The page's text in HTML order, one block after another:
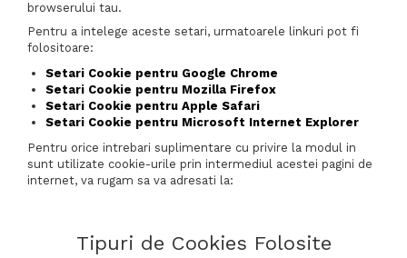
browserului tau.
Pentru a intelege aceste setari, urmatoarele linkuri pot fi
folositoare:
Setari Cookie pentru Google Chrome
Setari Cookie pentru Mozilla Firefox
Setari Cookie pentru Apple Safari
Setari Cookie pentru Microsoft Internet Explorer
Pentru orice intrebari suplimentare cu privire la modul in
sunt utilizate cookie-urile prin intermediul acestei pagini de
internet, va rugam sa va adresati la:
Tipuri de Cookies Folosite